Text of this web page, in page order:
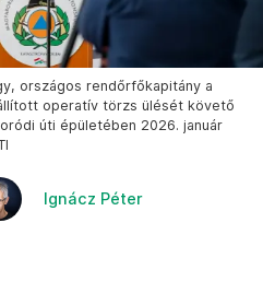
országos rendőrfőkapitány a
operatív törzs ülését követő
úti épületében 2026. január
Ignácz Péter